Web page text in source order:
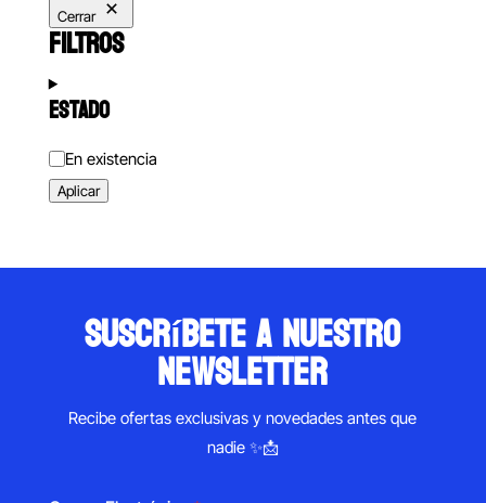
Cerrar
FILTROS
ESTADO
Estado
En existencia
Aplicar
suscríbete a nuestro
newsletter
Recibe ofertas exclusivas y novedades antes que
nadie ✨📩